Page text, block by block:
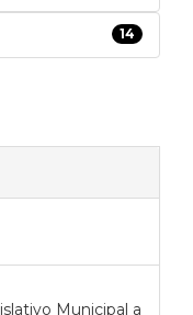
14
Municipal a